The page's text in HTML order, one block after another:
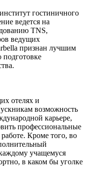
гостиничного
ведется на
TNS,
ведущих
признан лучшим
отелях и
возможность
карьере,
профессиональные
Кроме того, во
учащемуся
в каком бы уголке